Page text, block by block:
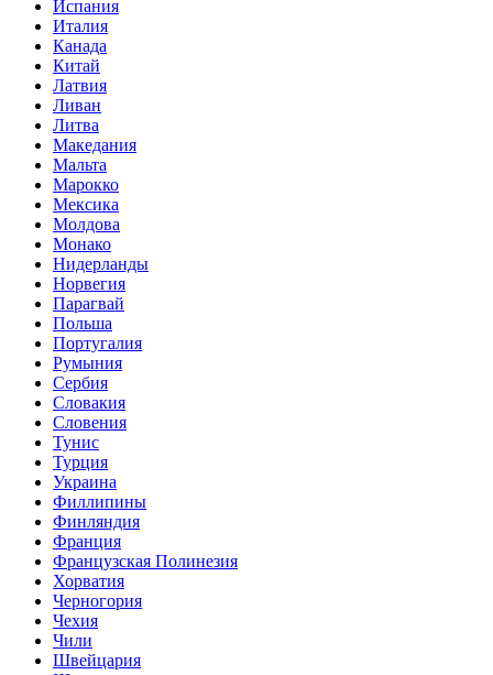
Испания
Италия
Канада
Китай
Латвия
Ливан
Литва
Македания
Мальта
Марокко
Мексика
Молдова
Монако
Нидерланды
Норвегия
Парагвай
Польша
Португалия
Румыния
Сербия
Словакия
Словения
Тунис
Турция
Украина
Филлипины
Финляндия
Франция
Французская Полинезия
Хорватия
Черногория
Чехия
Чили
Швейцария